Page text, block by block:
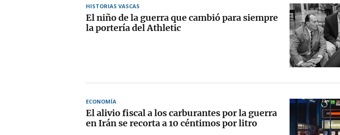
HISTORIAS VASCAS
El niño de la guerra que cambió para siempre
la portería del Athletic
ECONOMÍA
El alivio fiscal a los carburantes por la guerra
en Irán se recorta a 10 céntimos por litro